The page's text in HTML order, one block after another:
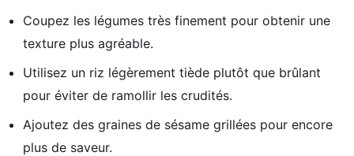
Coupez les légumes très finement pour obtenir une
texture plus agréable.
Utilisez un riz légèrement tiède plutôt que brûlant
pour éviter de ramollir les crudités.
Ajoutez des graines de sésame grillées pour encore
plus de saveur.